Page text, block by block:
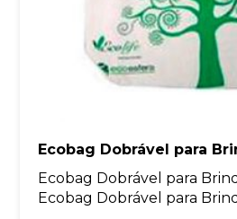
Ecobag Dobrável para
Ecobag Dobrável para
Ecobag Dobrável para